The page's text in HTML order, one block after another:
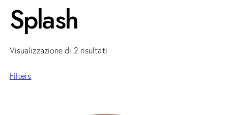
Splash
Visualizzazione di 2 risultati
Filters